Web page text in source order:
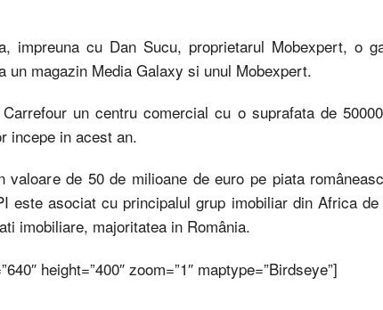
impreuna cu Dan Sucu, proprietarul Mobexpert, o
magazin Media Galaxy si unul Mobexpert.
un centru comercial cu o suprafata de
incepe in acest an.
de 50 de milioane de euro pe piata
este asociat cu principalul grup imobiliar din Africa de
imobiliare, majoritatea in România.
height=”400″ zoom=”1″ maptype=”Birdseye”]